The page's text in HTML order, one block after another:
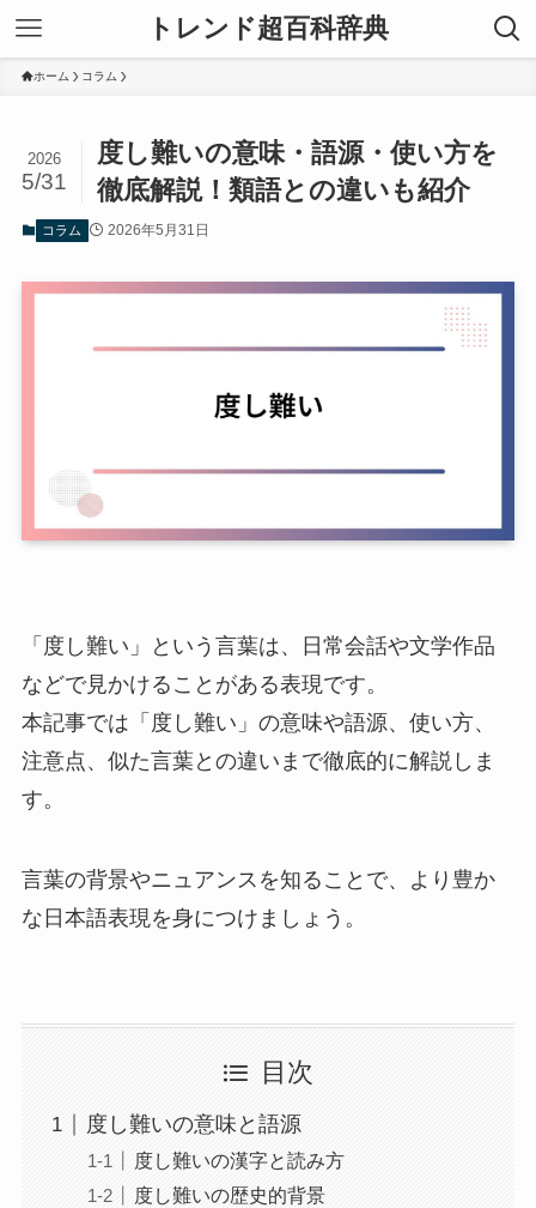
トレンド超百科辞典
ホーム コラム
度し難いの意味・語源・使い方を
徹底解説！類語との違いも紹介
2026
5/31
コラム 2026年5月31日
「度し難い」という言葉は、日常会話や文学作品
などで見かけることがある表現です。
本記事では「度し難い」の意味や語源、使い方、
注意点、似た言葉との違いまで徹底的に解説しま
す。
言葉の背景やニュアンスを知ることで、より豊か
な日本語表現を身につけましょう。
目次
度し難いの意味と語源
度し難いの漢字と読み方
度し難いの歴史的背景